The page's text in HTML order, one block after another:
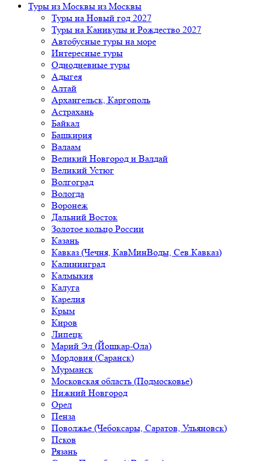
Туры из Москвы из Москвы
Туры на Новый год 2027
Туры на Каникулы и Рождество 2027
Автобусные туры на море
Интересные туры
Однодневные туры
Адыгея
Алтай
Архангельск, Каргополь
Астрахань
Байкал
Башкирия
Валаам
Великий Новгород и Валдай
Великий Устюг
Волгоград
Вологда
Воронеж
Дальний Восток
Золотое кольцо России
Казань
Кавказ (Чечня, КавМинВоды, Сев.Кавказ)
Калининград
Калмыкия
Калуга
Карелия
Крым
Киров
Липецк
Марий Эл (Йошкар-Ола)
Мордовия (Саранск)
Мурманск
Московская область (Подмосковье)
Нижний Новгород
Орел
Пенза
Поволжье (Чебоксары, Саратов, Ульяновск)
Псков
Рязань